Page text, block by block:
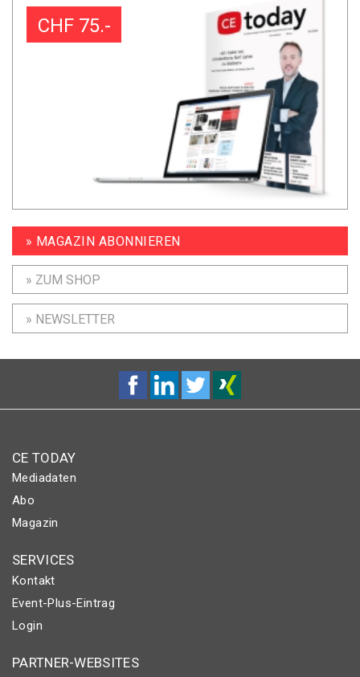
CHF 75.-
» MAGAZIN ABONNIEREN
» ZUM SHOP
» NEWSLETTER
CE TODAY
Mediadaten
Abo
Magazin
SERVICES
Kontakt
Event-Plus-Eintrag
Login
PARTNER-WEBSITES